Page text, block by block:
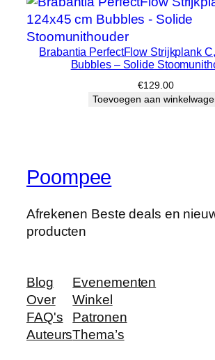
Brabantia PerfectFlow Strijkplank
Bubbles – Solide
€129.00
Toevoegen aan
Poompee
Afrekenen Beste deals en
producten
Blog
Over
FAQ's
Auteurs
Evenementen
Winkel
Patronen
Thema’s